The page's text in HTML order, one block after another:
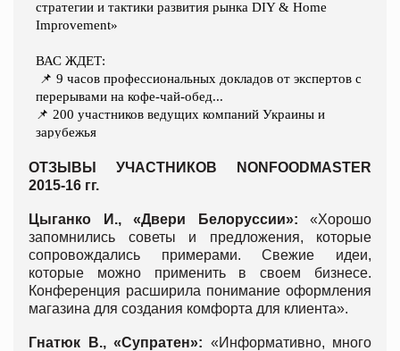
ОТЗЫВЫ УЧАСТНИКОВ NONFOODMASTER
2015-16 гг.
Цыганко И., «Двери Белоруссии»: «Хорошо
запомнились советы и предложения, которые
сопровождались примерами. Свежие идеи,
которые можно применить в своем бизнесе.
Конференция расширила понимание оформления
магазина для создания комфорта для клиента».
Гнатюк В., «Супратен»: «Информативно, много